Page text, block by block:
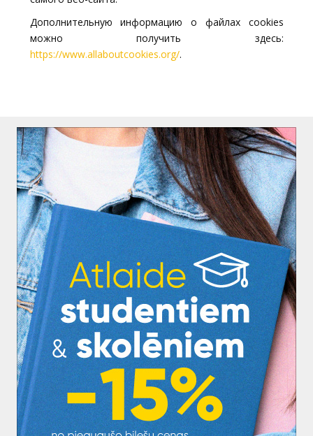
Дополнительную информацию о файлах cookies
можно получить здесь:
https://www.allaboutcookies.org/.